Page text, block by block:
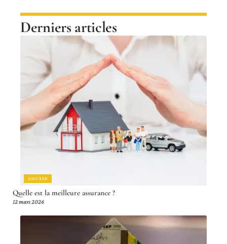
Derniers articles
ASSURER
Quelle est la meilleure assurance ?
12 mars 2026